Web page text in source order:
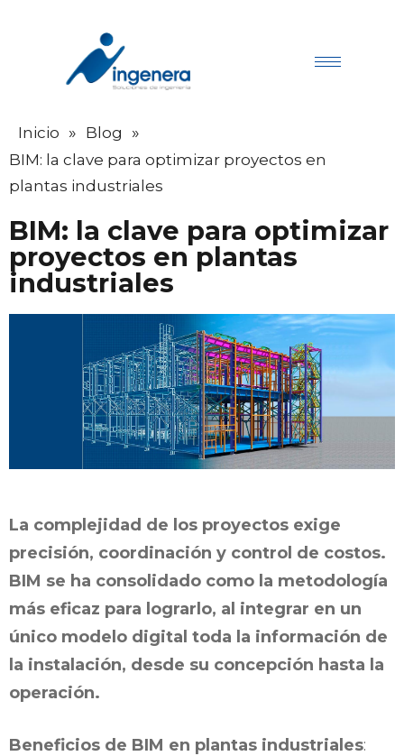
Inicio » Blog »
BIM: la clave para optimizar proyectos en
plantas industriales
BIM: la clave para optimizar
proyectos en plantas
industriales
La complejidad de los proyectos exige
precisión, coordinación y control de costos.
BIM se ha consolidado como la metodología
más eficaz para lograrlo, al integrar en un
único modelo digital toda la información de
la instalación, desde su concepción hasta la
operación.
Beneficios de BIM en plantas industriales: